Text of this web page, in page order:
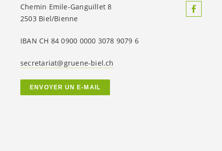
Chemin Emile-Ganguillet 8
2503 Biel/Bienne
IBAN CH 84 0900 0000 3078 9079 6
secretariat@gruene-biel.ch
ENVOYER UN E-MAIL